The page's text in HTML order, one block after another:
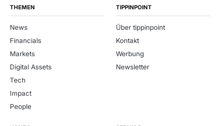
THEMEN
News
Financials
Markets
Digital Assets
Tech
Impact
People
TIPPINPOINT
Über tippinpoint
Kontakt
Werbung
Newsletter